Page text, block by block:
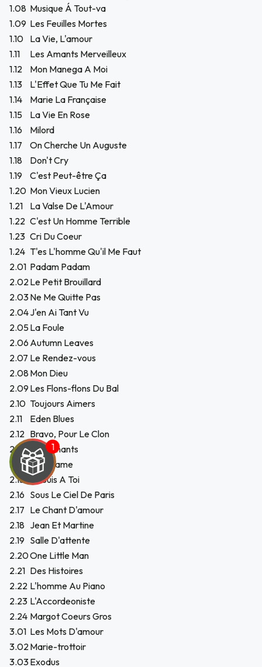
1.08 Musique Á Tout-va
1.09 Les Feuilles Mortes
1.10 La Vie, L'amour
1.11
Les Amants Merveilleux
1.12
Mon Manega A Moi
1.13
L'Effet Que Tu Me Fait
1.14
Marie La Française
1.15
La Vie En Rose
1.16
Milord
1.17
On Cherche Un Auguste
1.18
Don't Cry
1.19
C'est Peut-être Ça
1.20 Mon Vieux Lucien
1.21
La Valse De L'Amour
1.22 C'est Un Homme Terrible
1.23 Cri Du Coeur
1.24 T'es L'homme Qu'il Me Faut
2.01 Padam Padam
2.02Le Petit Brouillard
2.03Ne Me Quitte Pas
2.04J'en Ai Tant Vu
2.05La Foule
2.06 Autumn Leaves
2.07 Le Rendez-vous
2.08Mon Dieu
2.09 Les Flons-flons Du Bal
2.10 Toujours Aimers
2.11
Eden Blues
2.12 Bravo, Pour Le Clon
2.13 Les Amants
2.14 Une Dame
2.15 Je Suis A Toi
2.16 Sous Le Ciel De Paris
2.17 Le Chant D'amour
2.18 Jean Et Martine
2.19 Salle D'attente
2.20One Little Man
2.21 Des Histoires
2.22 L'homme Au Piano
2.23 L'Accordeoniste
2.24 Margot Coeurs Gros
3.01 Les Mots D'amour
3.02Marie-trottoir
3.03Exodus